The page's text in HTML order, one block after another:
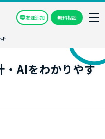
友達追加 無料相談
・AIをわかりやす